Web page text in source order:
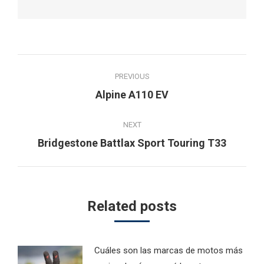
navigation
PREVIOUS
Previous
Alpine A110 EV
NEXT
Next
Bridgestone Battlax Sport Touring T33
Related posts
Cuáles son las marcas de motos más